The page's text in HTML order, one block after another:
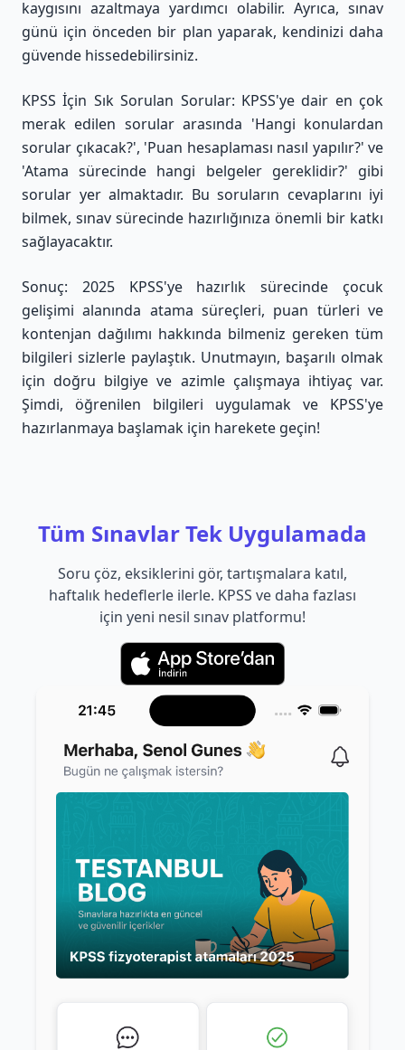
kaygısını azaltmaya yardımcı olabilir. Ayrıca, sınav
günü için önceden bir plan yaparak, kendinizi daha
güvende hissedebilirsiniz.
KPSS İçin Sık Sorulan Sorular: KPSS'ye dair en çok
merak edilen sorular arasında 'Hangi konulardan
sorular çıkacak?', 'Puan hesaplaması nasıl yapılır?' ve
'Atama sürecinde hangi belgeler gereklidir?' gibi
sorular yer almaktadır. Bu soruların cevaplarını iyi
bilmek, sınav sürecinde hazırlığınıza önemli bir katkı
sağlayacaktır.
Sonuç: 2025 KPSS'ye hazırlık sürecinde çocuk
gelişimi alanında atama süreçleri, puan türleri ve
kontenjan dağılımı hakkında bilmeniz gereken tüm
bilgileri sizlerle paylaştık. Unutmayın, başarılı olmak
için doğru bilgiye ve azimle çalışmaya ihtiyaç var.
Şimdi, öğrenilen bilgileri uygulamak ve KPSS'ye
hazırlanmaya başlamak için harekete geçin!
Tüm Sınavlar Tek Uygulamada
Soru çöz, eksiklerini gör, tartışmalara katıl,
haftalık hedeflerle ilerle. KPSS ve daha fazlası
için yeni nesil sınav platformu!